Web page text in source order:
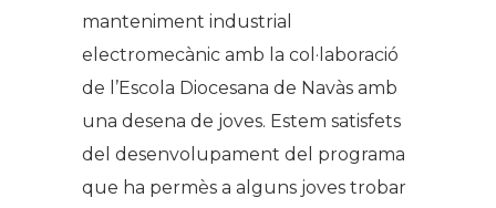
manteniment industrial
electromecànic amb la col·laboració
de l’Escola Diocesana de Navàs amb
una desena de joves. Estem satisfets
del desenvolupament del programa
que ha permès a alguns joves trobar